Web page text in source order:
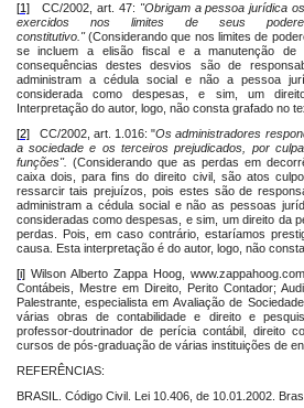
[1] CC/2002, art. 47: "Obrigam a pessoa jurídica
exercidos nos limites de seus
constitutivo."(Considerando que nos limites de
se incluem a elisão fiscal e a manutenção de
consequências destes desvios são de
administram a cédula social e não a pessoa
considerada como despesas, e sim, um
Interpretação do autor, logo, não consta grafado no
[2]
CC/2002, art. 1.016: "Os administradores
a sociedade e os terceiros prejudicados, por
funções". (Considerando que as perdas em
caixa dois, para fins do direito civil, são atos
ressarcir tais prejuízos, pois estes são de
administram a cédula social e não as pessoas
consideradas como despesas, e sim, um direito da
perdas. Pois, em caso contrário, estaríamos
causa. Esta interpretação é do autor, logo, não
[i] Wilson Alberto Zappa Hoog ,
Contábeis, Mestre em Direito, Perito Contador;
Palestrante, especialista em Avaliação de
várias obras de contabilidade e direito e
professor-doutrinador de perícia contábil, direito
cursos de pós-graduação de várias instituições de
REFERÊNCIAS:
BRASIL. Código Civil. Lei 10.406, de 10.01.2002.